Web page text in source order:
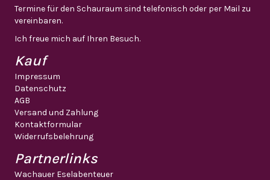
Termine für den Schauraum sind telefonisch oder per Mail zu
vereinbaren.
Ich freue mich auf Ihren Besuch.
Kauf
Impressum
Datenschutz
AGB
Versand und Zahlung
Kontaktformular
Widerrufsbelehrung
Partnerlinks
Wachauer Eselabenteuer